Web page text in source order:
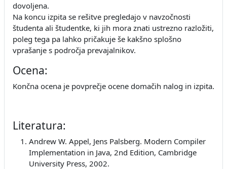
dovoljena.
Na koncu izpita se rešitve pregledajo v navzočnosti
študenta ali študentke, ki jih mora znati ustrezno razložiti,
poleg tega pa lahko pričakuje še kakšno splošno
vprašanje s področja prevajalnikov.
Ocena:
Končna ocena je povprečje ocene domačih nalog in izpita.
Literatura:
Andrew W. Appel, Jens Palsberg. Modern Compiler
Implementation in Java, 2nd Edition, Cambridge
University Press, 2002.